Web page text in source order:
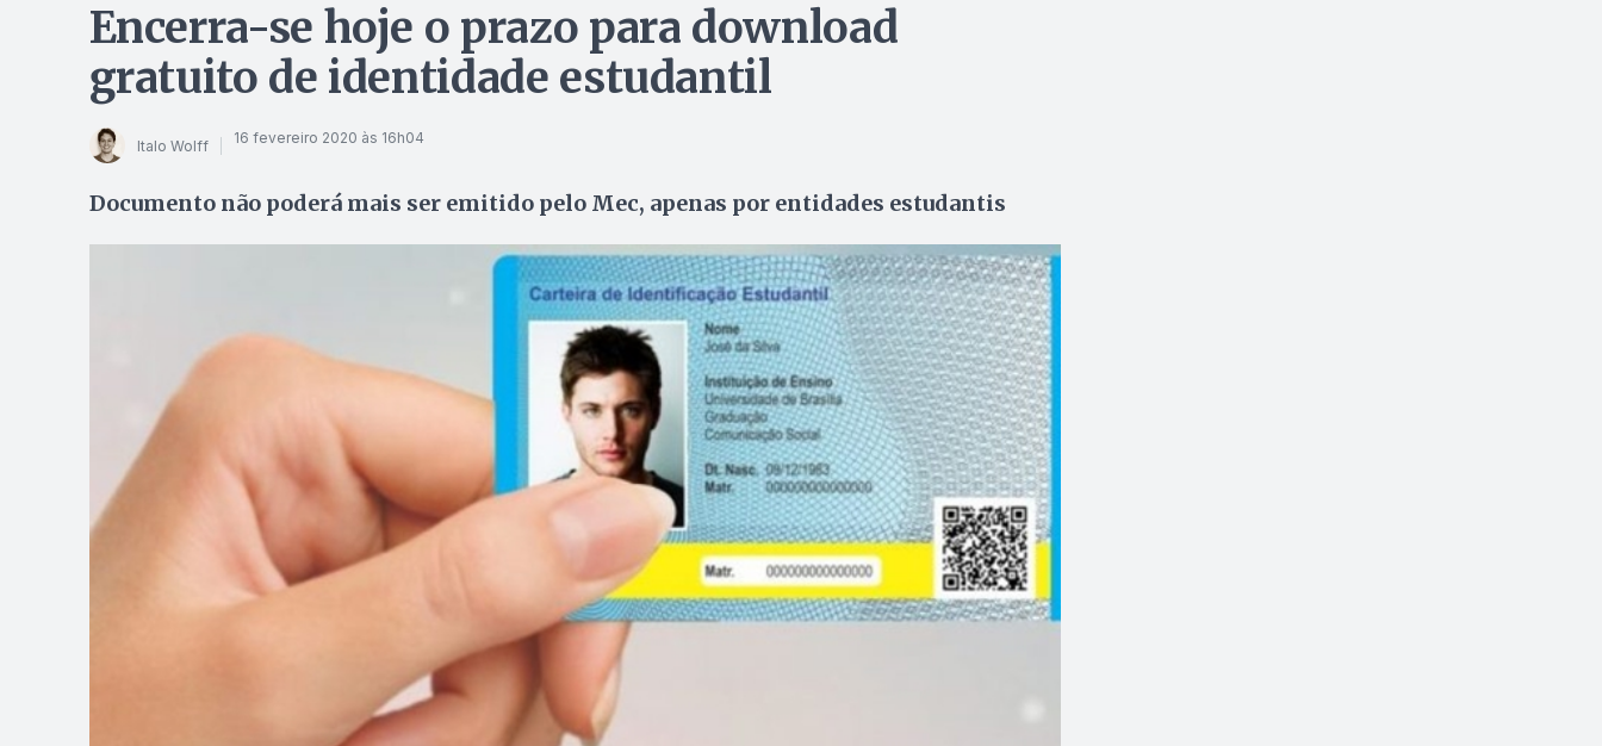
Encerra-se hoje o prazo para download
gratuito de identidade estudantil
Italo Wolff 16 fevereiro 2020 às 16h04
Documento não poderá mais ser emitido pelo Mec, apenas por entidades estudantis